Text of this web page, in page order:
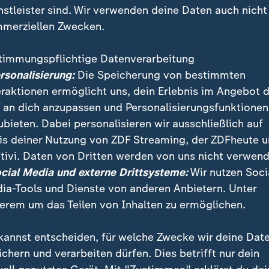
den Moorbrand bei Meppen nicht in den
Eine Evakuierung von Gemeinden ist
sind. Wir verwenden deine Daten auch nicht
Zwecken.
Datenverarbeitung
Die Speicherung von bestimmten
ermöglicht uns, dein Erlebnis im Angebot
an dich anzupassen und Personalisierungsfunktionen
Dabei personalisieren wir ausschließlich auf
deiner Nutzung von ZDF Streaming, der ZDFheute
Daten von Dritten werden von uns nicht
Media und externe Drittsysteme:Wir nutzen
Tools und Dienste von anderen Anbietern. Unter
um das Teilen von Inhalten zu ermöglichen.
entscheiden, für welche Zwecke wir deine
und verarbeiten dürfen. Dies betrifft nur dein